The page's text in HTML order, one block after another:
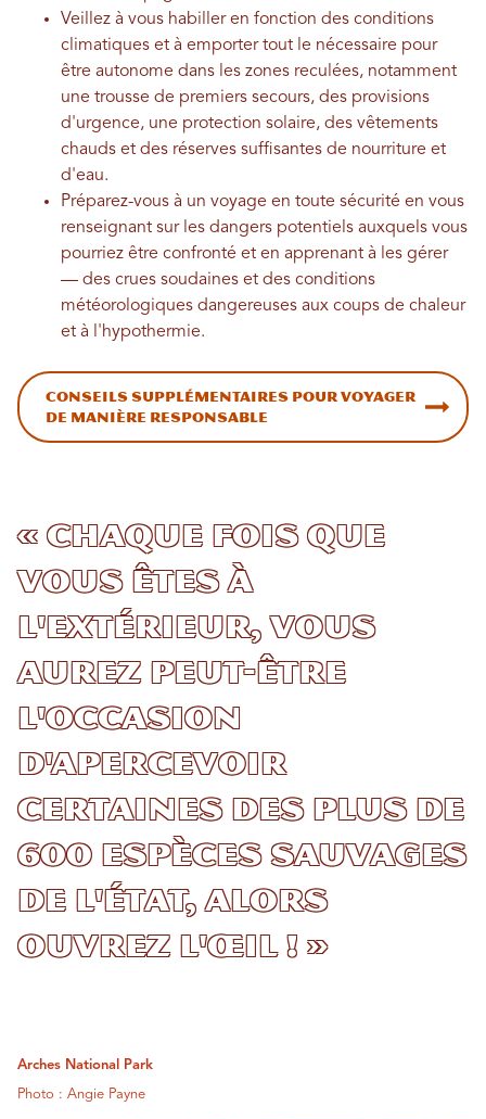
Veillez à vous habiller en fonction des conditions
climatiques et à emporter tout le nécessaire pour
être autonome dans les zones reculées, notamment
une trousse de premiers secours, des provisions
d'urgence, une protection solaire, des vêtements
chauds et des réserves suffisantes de nourriture et
d'eau.
Préparez-vous à un voyage en toute sécurité en vous
renseignant sur les dangers potentiels auxquels vous
pourriez être confronté et en apprenant à les gérer
— des crues soudaines et des conditions
météorologiques dangereuses aux coups de chaleur
et à l'hypothermie.
Conseils supplémentaires pour voyager
de manière responsable
« Chaque fois que
vous êtes à
l'extérieur, vous
aurez peut-être
l'occasion
d'apercevoir
certaines des plus de
600 espèces sauvages
de l'État, alors
ouvrez l'œil ! »
Arches National Park
Photo : Angie Payne